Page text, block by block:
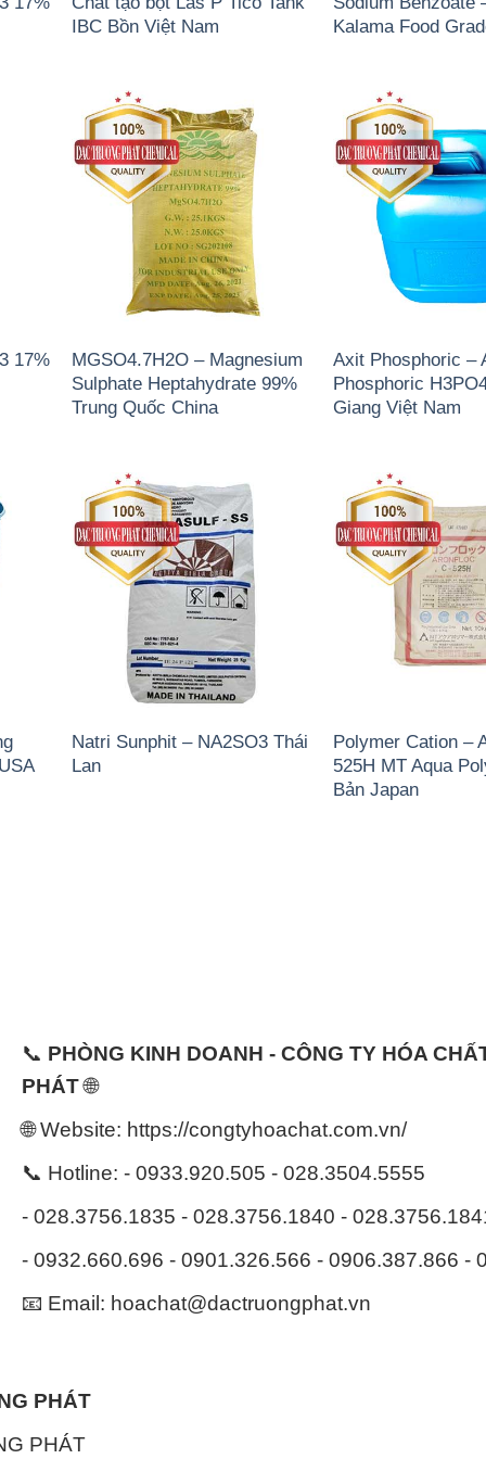
IBC Bồn Việt Nam
Kalama Food
17%
MGSO4.7H2O – Magnesium
Sulphate Heptahydrate 99%
Trung Quốc China
Axit Phosphoric –
Phosphoric
Giang Việt Nam
Natri Sunphit – NA2SO3 Thái
Lan
Polymer Cation –
525H MT Aqua
Bản Japan
📞 PHÒNG KINH DOANH - CÔNG TY HÓA
PHÁT🌐
🌐 Website: https://congtyhoachat.com.vn/
📞 Hotline: - 0933.920.505 - 028.3504.5555
- 028.3756.1835 - 028.3756.1840 -
- 0932.660.696 - 0901.326.566 - 0906.387.866 -
📧 Email: hoachat@dactruongphat.vn
PHÁT
PHÁT